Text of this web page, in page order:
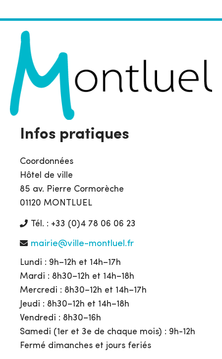
Infos pratiques
Coordonnées
Hôtel de ville
85 av. Pierre Cormorèche
01120 MONTLUEL
Tél. : +33 (0)4 78 06 06 23
mairie@ville-montluel.fr
Lundi : 9h–12h et 14h–17h
Mardi : 8h30–12h et 14h–18h
Mercredi : 8h30–12h et 14h–17h
Jeudi : 8h30–12h et 14h–18h
Vendredi : 8h30–16h
Samedi (1er et 3e de chaque mois) : 9h-12h
Fermé dimanches et jours feriés